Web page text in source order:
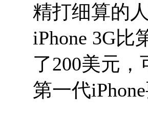
精打细算的
iPhone 3G比
了200美元，
第一代